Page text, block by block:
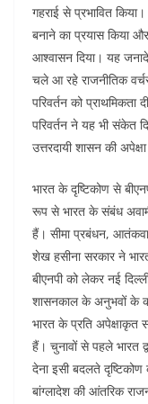
गहराई से प्रभावित
बनाने का प्रयास किया
आश्वासन दिया। यह
चले आ रहे राजनीतिक
परिवर्तन को प्राथमिकता
परिवर्तन ने यह भी संकेत
उत्तरदायी शासन की
भारत के दृष्टिकोण से
रूप से भारत के संबंध
हैं। सीमा प्रबंधन,
शेख हसीना सरकार ने
बीएनपी को लेकर नई
शासनकाल के अनुभवों के
भारत के प्रति
हैं। चुनावों से पहले भारत
देना इसी बदलते
बांग्लादेश की आंतरिक